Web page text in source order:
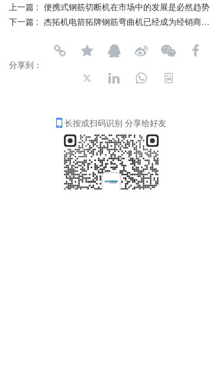
上一篇 : 便携式钢筋切断机在市场中的发展是必然趋势
下一篇 : 杰拓机电箭拓牌钢筋弯曲机已经成为经销商的必选
分享到：
长按或扫码识别 分享给好友